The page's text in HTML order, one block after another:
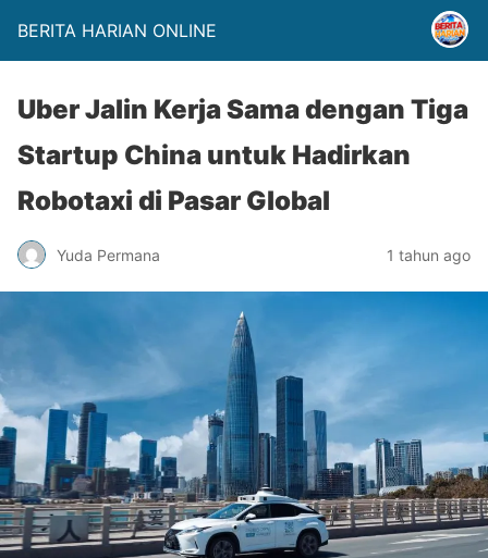
BERITA HARIAN ONLINE
Uber Jalin Kerja Sama dengan Tiga
Startup China untuk Hadirkan
Robotaxi di Pasar Global
Yuda Permana 1 tahun ago